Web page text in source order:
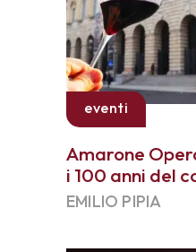
eventi
Amarone
i 100 anni del
EMILIO PIPIA